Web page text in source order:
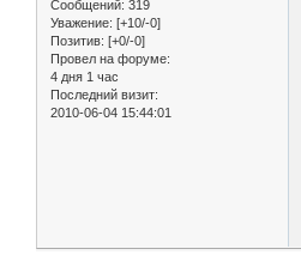
Сообщений: 319
Уважение: [+10/-0]
Позитив: [+0/-0]
Провел на форуме:
4 дня 1 час
Последний визит:
2010-06-04 15:44:01